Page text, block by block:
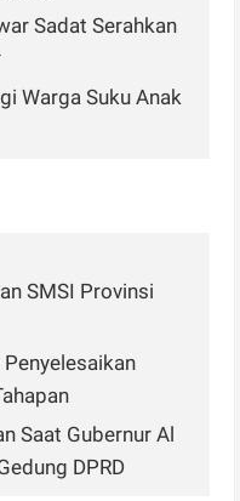
Sadat Serahkan
Warga Suku Anak
SMSI Provinsi
Penyelesaikan
Saat Gubernur Al
DPRD